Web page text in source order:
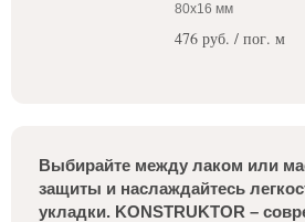
80x16 мм
476 руб. / пог. м
Выбирайте между лаком или
защиты и наслаждайтесь
укладки. KONSTRUKTOR –